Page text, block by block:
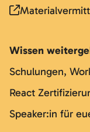
Wissen
Schulungen,
React
Speaker:in für